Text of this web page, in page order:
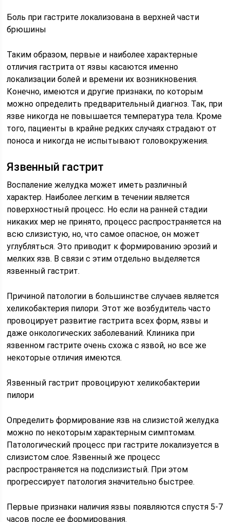
Боль при гастрите локализована в верхней части
брюшины
Таким образом, первые и наиболее характерные
отличия гастрита от язвы касаются именно
локализации болей и времени их возникновения.
Конечно, имеются и другие признаки, по которым
можно определить предварительный диагноз. Так, при
язве никогда не повышается температура тела. Кроме
того, пациенты в крайне редких случаях страдают от
поноса и никогда не испытывают головокружения.
Язвенный гастрит
Воспаление желудка может иметь различный
характер. Наиболее легким в течении является
поверхностный процесс. Но если на ранней стадии
никаких мер не принято, процесс распространяется на
всю слизистую, но, что самое опасное, он может
углубляться. Это приводит к формированию эрозий и
мелких язв. В связи с этим отдельно выделяется
язвенный гастрит.
Причиной патологии в большинстве случаев является
хеликобактерия пилори. Этот же возбудитель часто
провоцирует развитие гастрита всех форм, язвы и
даже онкологических заболеваний. Клиника при
язвенном гастрите очень схожа с язвой, но все же
некоторые отличия имеются.
Язвенный гастрит провоцируют хеликобактерии
пилори
Определить формирование язв на слизистой желудка
можно по некоторым характерным симптомам.
Патологический процесс при гастрите локализуется в
слизистом слое. Язвенный же процесс
распространяется на подслизистый. При этом
прогрессирует патология значительно быстрее.
Первые признаки наличия язвы появляются спустя 5-7
часов после ее формирования.